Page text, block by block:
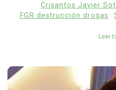
Crisantos Javier
FGR destrucción drogas
Leer